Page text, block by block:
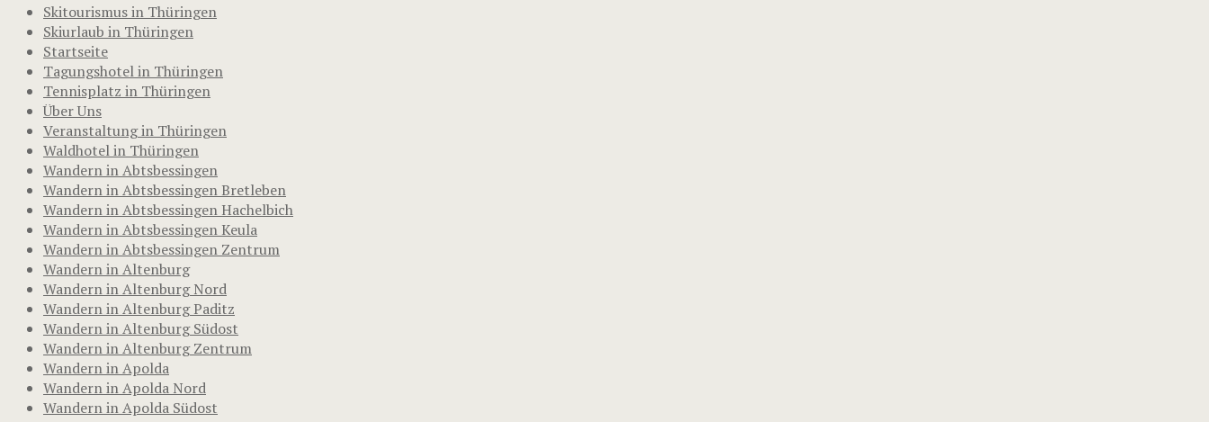
Skitourismus in Thüringen
Skiurlaub in Thüringen
Startseite
Tagungshotel in Thüringen
Tennisplatz in Thüringen
Über Uns
Veranstaltung in Thüringen
Waldhotel in Thüringen
Wandern in Abtsbessingen
Wandern in Abtsbessingen Bretleben
Wandern in Abtsbessingen Hachelbich
Wandern in Abtsbessingen Keula
Wandern in Abtsbessingen Zentrum
Wandern in Altenburg
Wandern in Altenburg Nord
Wandern in Altenburg Paditz
Wandern in Altenburg Südost
Wandern in Altenburg Zentrum
Wandern in Apolda
Wandern in Apolda Nord
Wandern in Apolda Südost